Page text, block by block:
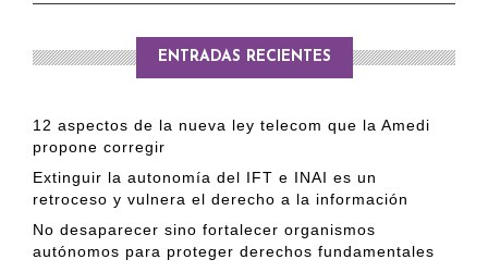
ENTRADAS RECIENTES
12 aspectos de la nueva ley telecom que la Amedi
propone corregir
Extinguir la autonomía del IFT e INAI es un
retroceso y vulnera el derecho a la información
No desaparecer sino fortalecer organismos
autónomos para proteger derechos fundamentales